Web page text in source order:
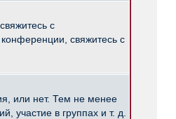
с
свяжитесь с
или нет. Тем не менее
участие в группах и т. д.